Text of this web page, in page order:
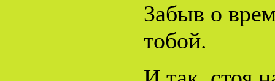
Забыв о
тобой.